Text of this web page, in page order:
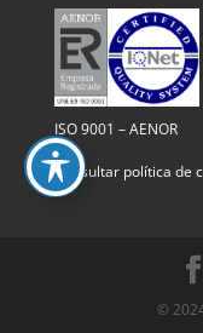
ISO 9001 – AENOR
Consultar política de
©